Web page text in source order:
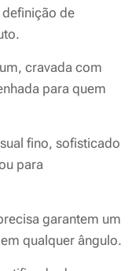
definição de
cravada com
para quem
fino, sofisticado
para
garantem um
qualquer ângulo.